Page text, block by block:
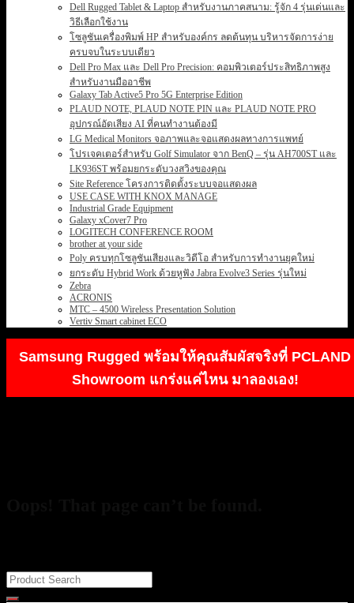
Dell Rugged Tablet & Laptop สำหรับงานภาคสนาม: รู้จัก 4 รุ่นเด่นและ
วิธีเลือกใช้งาน
โซลูชันเครื่องพิมพ์ HP สำหรับองค์กร ลดต้นทุน บริหารจัดการง่าย
ครบจบในระบบเดียว
Dell Pro Max และ Dell Pro Precision: คอมพิวเตอร์ประสิทธิภาพสูง
สำหรับงานมืออาชีพ
Galaxy Tab Active5 Pro 5G Enterprise Edition
PLAUD NOTE, PLAUD NOTE PIN และ PLAUD NOTE PRO
อุปกรณ์อัดเสียง AI ที่คนทำงานต้องมี
LG Medical Monitors จอภาพและจอแสดงผลทางการแพทย์
โปรเจคเตอร์สำหรับ Golf Simulator จาก BenQ – รุ่น AH700ST และ
LK936ST พร้อมยกระดับวงสวิงของคุณ
Site Reference โครงการติดตั้งระบบจอแสดงผล
USE CASE WITH KNOX MANAGE
Industrial Grade Equipment
Galaxy xCover7 Pro
LOGITECH CONFERENCE ROOM
brother at your side
Poly ครบทุกโซลูชันเสียงและวิดีโอ สำหรับการทำงานยุคใหม่
ยกระดับ Hybrid Work ด้วยหูฟัง Jabra Evolve3 Series รุ่นใหม่
Zebra
ACRONIS
MTC – 4500 Wireless Presentation Solution
Vertiv Smart cabinet ECO
Samsung Rugged พร้อมให้คุณสัมผัสจริงที่ PCLAND
Showroom แกร่งแค่ไหน มาลองเอง!